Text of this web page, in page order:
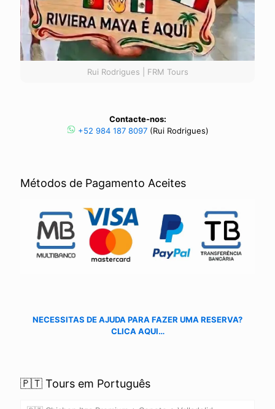
Rui Rodrigues | FRM Tours
Contacte-nos:
+52 984 187 8097(Rui Rodrigues)
Métodos de Pagamento Aceites
NECESSITAS DE AJUDA PARA FAZER UMA RESERVA?
CLICA AQUI…
🇵🇹 Tours em Português